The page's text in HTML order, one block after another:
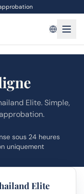
Elite. Simple,
sous 24 heures
uniquement
Elite